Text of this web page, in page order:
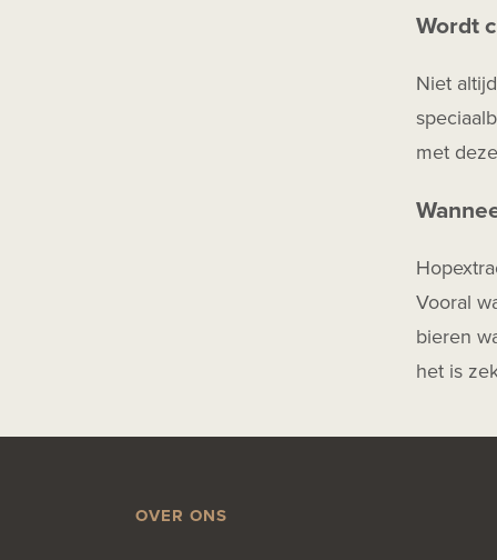
Wordt
Niet
met
Vooral
bieren
het is
OVER ONS